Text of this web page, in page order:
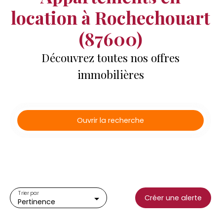
location à Rochechouart
(87600)
Découvrez toutes nos offres
immobilières
Ouvrir la recherche
Appartement
Rochechouart (87600)
Localisation
Pertinence
Trier par Créer une alerte